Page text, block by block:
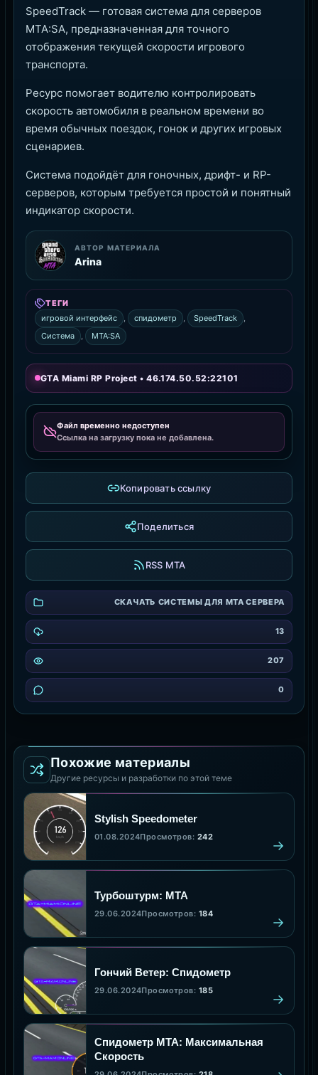
SpeedTrack — готовая система для серверов
MTA:SA, предназначенная для точного
отображения текущей скорости игрового
транспорта.
Ресурс помогает водителю контролировать
скорость автомобиля в реальном времени во
время обычных поездок, гонок и других игровых
сценариев.
Система подойдёт для гоночных, дрифт- и RP-
серверов, которым требуется простой и понятный
индикатор скорости.
АВТОР МАТЕРИАЛА
Arina
ТЕГИ
игровой интерфейс
, спидометр , SpeedTrack
,
Система
, MTA:SA
GTA Miami RP Project • 46.174.50.52:22101
Файл временно недоступен
Ссылка на загрузку пока не добавлена.
Копировать ссылку
Поделиться
RSS MTA
СКАЧАТЬ СИСТЕМЫ ДЛЯ MTA СЕРВЕРА
13
207
0
Похожие материалы
Другие ресурсы и разработки по этой теме
Stylish Speedometer
01.08.2024Просмотров: 242
Турбоштурм: MTA
29.06.2024Просмотров: 184
Гончий Ветер: Спидометр
29.06.2024Просмотров: 185
Спидометр МТА: Максимальная
Скорость